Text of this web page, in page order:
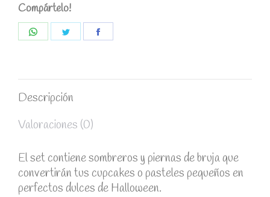
Compártelo!
Descripción
Valoraciones (0)
El set contiene sombreros y piernas de bruja que
convertirán tus cupcakes o pasteles pequeños en
perfectos dulces de Halloween.